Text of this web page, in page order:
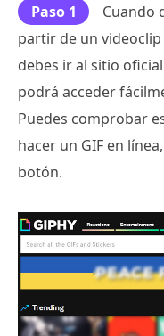
Paso 1
Cuando
partir de un
debes ir al sitio
podrá acceder
Puedes comprobar
hacer un GIF en
botón.